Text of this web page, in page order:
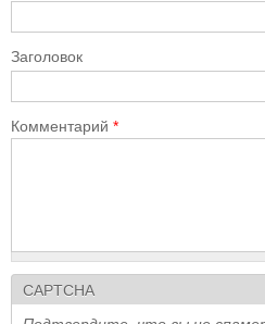
Заголовок
Комментарий *
CAPTCHA